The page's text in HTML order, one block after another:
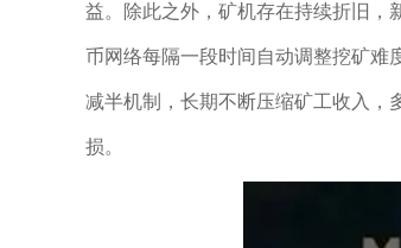
益。除此之外，矿机存在持续折旧，
币网络每隔一段时间自动调整挖矿难
减半机制，长期不断压缩矿工收入，
损。